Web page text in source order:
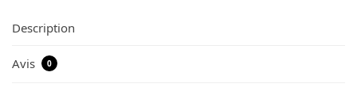
Description
Avis 0